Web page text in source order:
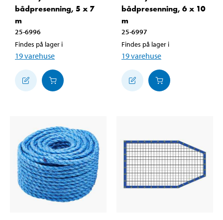
bådpresenning, 5 x 7
m
25-6996
Findes på lager i
19varehuse
bådpresenning, 6 x 10
m
25-6997
Findes på lager i
19varehuse